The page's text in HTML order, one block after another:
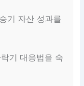
기 자산 성과를
기 대응법을 숙